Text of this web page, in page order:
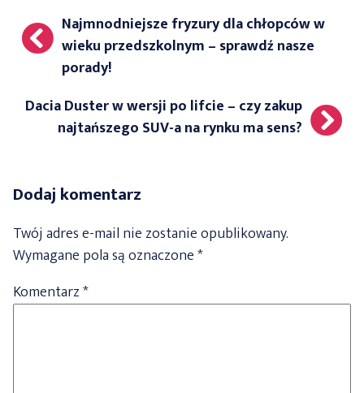
Nawigacja
wpisu
Najmnodniejsze fryzury dla chłopców w
wieku przedszkolnym – sprawdź nasze
porady!
Dacia Duster w wersji po lifcie – czy zakup
najtańszego SUV-a na rynku ma sens?
Dodaj komentarz
Twój adres e-mail nie zostanie opublikowany.
Wymagane pola są oznaczone*
Komentarz*